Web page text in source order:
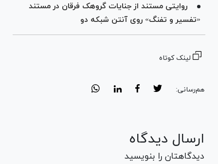
روایتی مستند از جنایات گروهک فرقان در مستند
«تفسیر و تفنگ» روی آنتن شبکه دو
لینک کوتاه
هم‌رسانی:
ارسال دیدگاه
دیدگاهتان را بنویسید